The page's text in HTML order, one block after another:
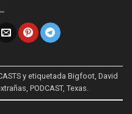
y etiquetada Bigfoot David
PODCAST, Texas